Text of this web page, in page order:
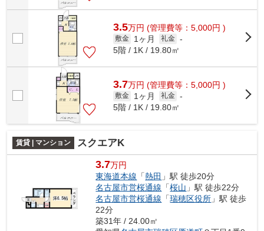
3.5万円 (管理費等：5,000円 )
敷金 1ヶ月 礼金 -
5階 / 1K / 19.80㎡
3.7万円 (管理費等：5,000円 )
敷金 1ヶ月 礼金 -
5階 / 1K / 19.80㎡
賃貸 | マンション スクエアK
3.7万円
東海道本線 「熱田 」駅 徒歩20分
名古屋市営桜通線 「桜山 」駅 徒歩22分
名古屋市営桜通線 「瑞穂区役所 」駅 徒歩
22分
築31年 / 24.00㎡